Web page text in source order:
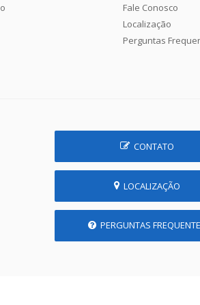
Fale Conosco
Localização
Perguntas
CONTATO
LOCALIZAÇÃO
PERGUNTAS